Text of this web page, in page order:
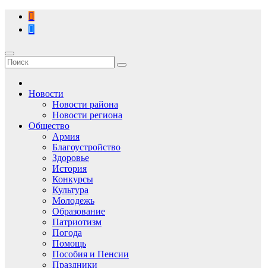
Перейти
содержимому
Новости
Новости района
Новости региона
Общество
Армия
Благоустройство
Здоровье
История
Конкурсы
Культура
Молодежь
Образование
Патриотизм
Погода
Помощь
Пособия и Пенсии
Праздники